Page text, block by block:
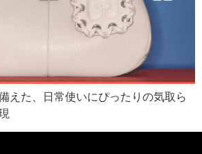
えた、日常使いにぴったりの気取ら